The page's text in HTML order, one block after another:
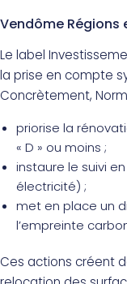
Vendôme Régions
Le label
la prise en compte
Concrètement,
priorise la
« D » ou moins ;
instaure le suivi
électricité) ;
met en place un
l’empreinte
Ces actions créent